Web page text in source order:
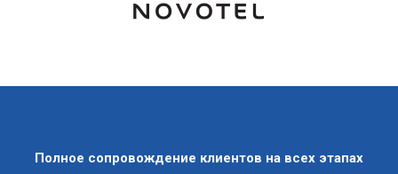
Полное сопровождение клиентов на всех этапах